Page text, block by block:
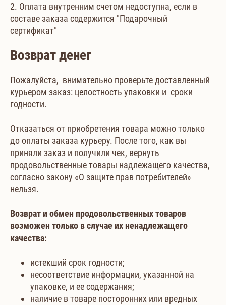
2. Оплата внутренним счетом недоступна, если в
составе заказа содержится "Подарочный
сертификат"
Возврат денег
Пожалуйста, внимательно проверьте доставленный
курьером заказ: целостность упаковки и сроки
годности.
Отказаться от приобретения товара можно только
до оплаты заказа курьеру. После того, как вы
приняли заказ и получили чек, вернуть
продовольственные товары надлежащего качества,
согласно закону «О защите прав потребителей»
нельзя.
Возврат и обмен продовольственных товаров
возможен только в случае их ненадлежащего
качества:
истекший срок годности;
несоответствие информации, указанной на
упаковке, и ее содержания;
наличие в товаре посторонних или вредных